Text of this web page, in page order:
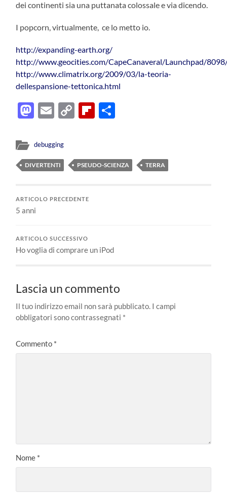
dei continenti sia una puttanata colossale e via dicendo.
I popcorn, virtualmente, ce lo metto io.
http://expanding-earth.org/
http://www.geocities.com/CapeCanaveral/Launchpad/
http://www.climatrix.org/2009/03/la-teoria-
dellespansione-tettonica.html
Mastodon
EmailCopyFlipboard
debugging
DIVERTENTI PSEUDO-SCIENZA TERRA
ARTICOLO PRECEDENTE
5 anni
ARTICOLO SUCCESSIVO
Ho voglia di comprare un iPod
Lascia un commento
Il tuo indirizzo email non sarà pubblicato. I campi
obbligatori sono contrassegnati *
Commento *
Nome *